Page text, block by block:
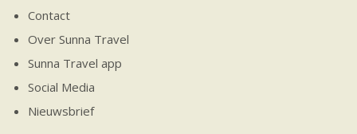
Contact
Over Sunna Travel
Sunna Travel app
Social Media
Nieuwsbrief